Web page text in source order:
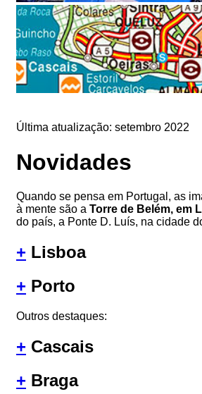
Última atualização: setembro 2022
Novidades
Quando se pensa em Portugal, as
à mente são a Torre de Belém, em
do país, a Ponte D. Luís, na cidade
+ Lisboa
+ Porto
Outros destaques:
+ Cascais
+ Braga